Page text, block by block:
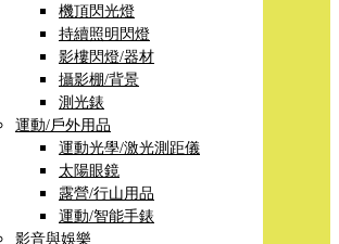
機頂閃光燈
持續照明閃燈
影樓閃燈/器材
攝影棚/背景
測光錶
運動/戶外用品
運動光學/激光測距儀
太陽眼鏡
露營/行山用品
運動/智能手錶
影音與娛樂